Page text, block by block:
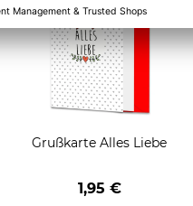
Grußkarte Alles Liebe
1,95 €